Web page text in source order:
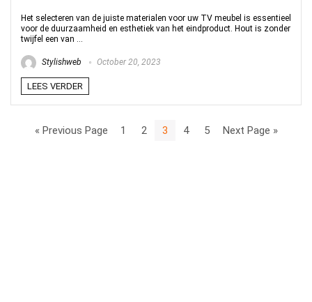
Het selecteren van de juiste materialen voor uw TV meubel is essentieel
voor de duurzaamheid en esthetiek van het eindproduct. Hout is zonder
twijfel een van ...
Stylishweb October 20, 2023
LEES VERDER
« Previous Page 1 2 3 4 5 Next Page »